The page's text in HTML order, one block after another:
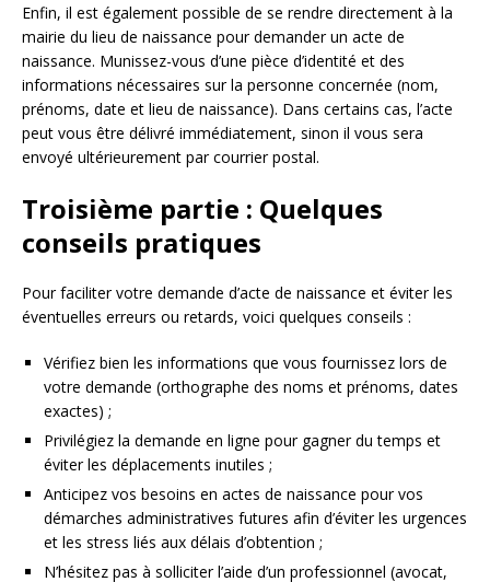
Enfin, il est également possible de se rendre directement à la
mairie du lieu de naissance pour demander un acte de
naissance. Munissez-vous d’une pièce d’identité et des
informations nécessaires sur la personne concernée (nom,
prénoms, date et lieu de naissance). Dans certains cas, l’acte
peut vous être délivré immédiatement, sinon il vous sera
envoyé ultérieurement par courrier postal.
Troisième partie : Quelques
conseils pratiques
Pour faciliter votre demande d’acte de naissance et éviter les
éventuelles erreurs ou retards, voici quelques conseils :
Vérifiez bien les informations que vous fournissez lors de
votre demande (orthographe des noms et prénoms, dates
exactes) ;
Privilégiez la demande en ligne pour gagner du temps et
éviter les déplacements inutiles ;
Anticipez vos besoins en actes de naissance pour vos
démarches administratives futures afin d’éviter les urgences
et les stress liés aux délais d’obtention ;
N’hésitez pas à solliciter l’aide d’un professionnel (avocat,